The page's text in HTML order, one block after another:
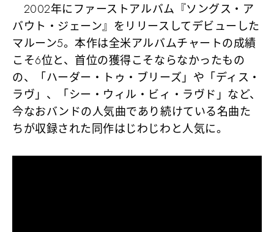
2002年にファーストアルバム『ソングス・ア
バウト・ジェーン』をリリースしてデビューした
マルーン5。本作は全米アルバムチャートの成績
こそ6位と、首位の獲得こそならなかったもの
の、
「ハーダー・トゥ・ブリーズ」 や 「ディス・
ラヴ」 、 「シー・ウィル・ビィ・ラヴド」 など、
今なおバンドの人気曲であり続けている名曲た
ちが収録された同作はじわじわと人気に。